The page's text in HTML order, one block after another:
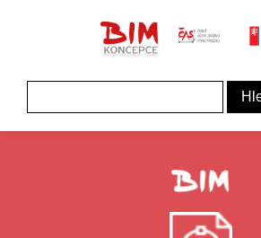
Koncepce BIM - logo
ČAS - logo